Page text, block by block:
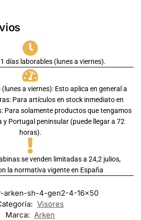
días laborables (lunes a viernes).
a viernes): Esto aplica en general a
Para artículos en stock inmediato en
Para solamente productos que tengamos
y Portugal peninsular (puede llegar a 72
horas).
se venden limitadas a 24,2 julios,
la normativa vigente en España
arken-sh-4-gen2-4-16x50
Visores
Marca: Arken